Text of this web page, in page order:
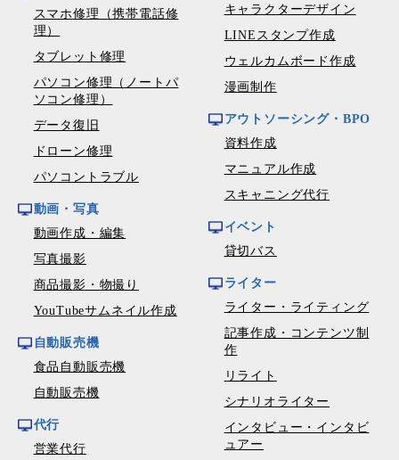
スマホ修理（携帯電話修
理）
タブレット修理
パソコン修理（ノートパ
ソコン修理）
データ復旧
ドローン修理
パソコントラブル
動画・写真
動画作成・編集
写真撮影
商品撮影・物撮り
YouTubeサムネイル作成
自動販売機
食品自動販売機
自動販売機
代行
営業代行
キャラクターデザイン
LINEスタンプ作成
ウェルカムボード作成
漫画制作
アウトソーシング・BPO
資料作成
マニュアル作成
スキャニング代行
イベント
貸切バス
ライター
ライター・ライティング
記事作成・コンテンツ制
作
リライト
シナリオライター
インタビュー・インタビ
ュアー